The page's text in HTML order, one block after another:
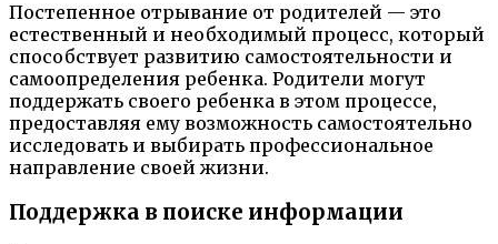
Постепенное отрывание от родителей — это
естественный и необходимый процесс, который
способствует развитию самостоятельности и
самоопределения ребенка. Родители могут
поддержать своего ребенка в этом процессе,
предоставляя ему возможность самостоятельно
исследовать и выбирать профессиональное
направление своей жизни.
Поддержка в поиске информации